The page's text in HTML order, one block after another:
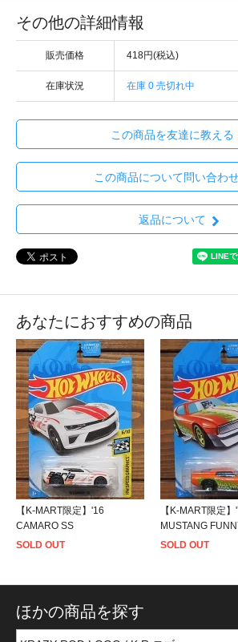
その他の詳細情報
販売価格 418円(税込)
在庫状況 在庫 0 売切れ中
この商品を友達に教える
この商品について問い合わ
返品について
あなたにおすすめの商品
【K-MART限定】'16
CAMARO SS
SOLD OUT
【K-MART限定】
MUSTANG
SOLD OUT
ほかの商品を探す